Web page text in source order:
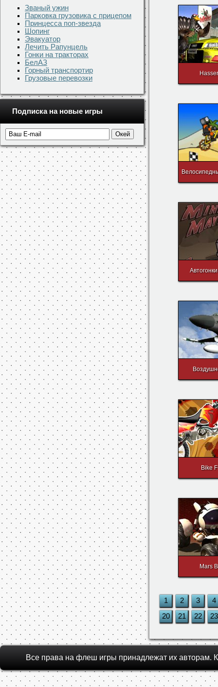
Званый ужин
Парковка грузовика с прицепом
Принцесса поп-звезда
Шопинг
Эвакуатор
Лечить Рапунцель
Гонки на тракторах
БелАЗ
Горный транспортир
Грузовые перевозки
Подписка на новые игры
Bike
Mars
1 2 3
4
20
21 22 23
Все права на флеш игры принадлежат их авторам.